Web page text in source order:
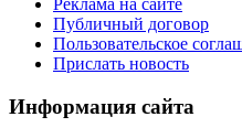
Реклама на сайте
Публичный договор
Пользовательское
Прислать новость
Информация сайта